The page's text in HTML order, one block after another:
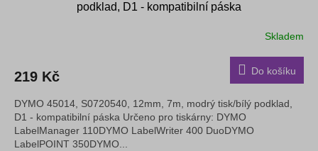
podklad, D1 - kompatibilní páska
Skladem
219 Kč Do košíku
DYMO 45014, S0720540, 12mm, 7m, modrý tisk/bílý podklad,
D1 - kompatibilní páska Určeno pro tiskárny: DYMO
LabelManager 110DYMO LabelWriter 400 DuoDYMO
LabelPOINT 350DYMO...